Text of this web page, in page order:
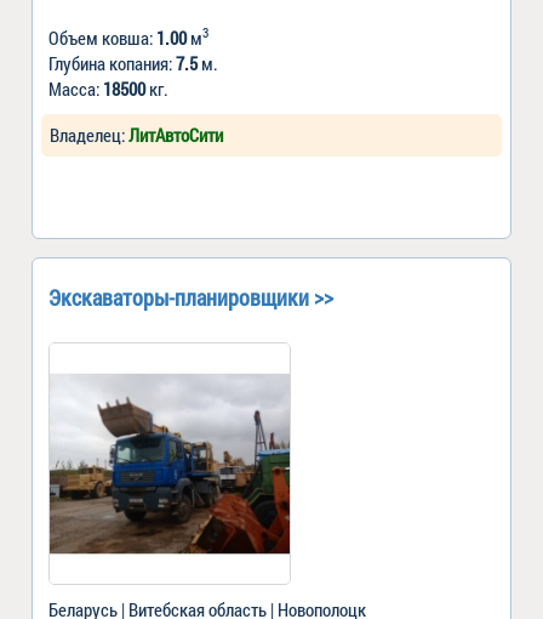
Объем ковша: 1.00м3
Глубина копания:7.5м.
Масса: 18500кг.
Владелец:ЛитАвтоСити
Экскаваторы-планировщики >>
Беларусь | Витебская область | Новополоцк